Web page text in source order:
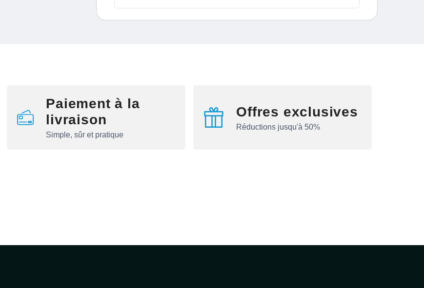
Paiement à la
livraison
Simple, sûr et pratique
Offres exclusives
Réductions jusqu'à 50%